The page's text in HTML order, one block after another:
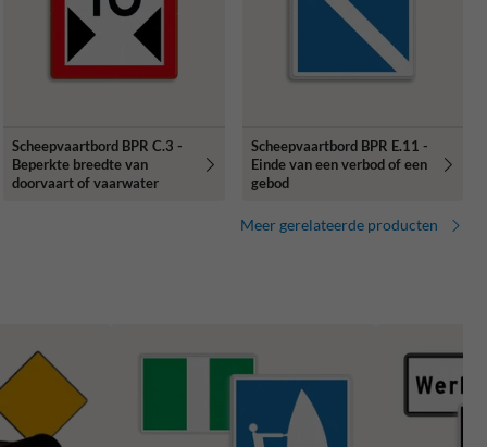
Scheepvaartbord BPR C.3 -
Beperkte breedte van
doorvaart of vaarwater
Scheepvaartbord BPR E.11 -
Einde van een verbod of een
gebod
Meer gerelateerde producten